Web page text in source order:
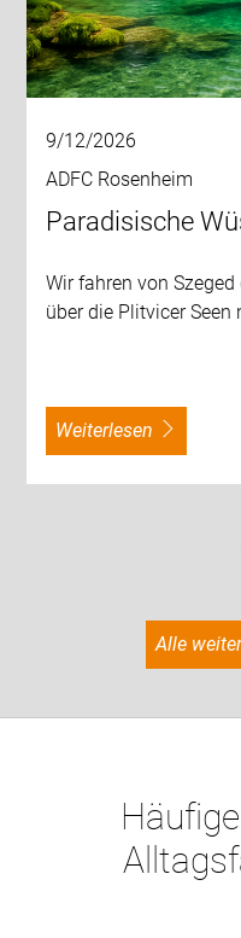
9/12/2026
ADFC Rosenheim
Paradisische
Wir fahren von
über die Plitvicer Seen
weiterlesen
Alle